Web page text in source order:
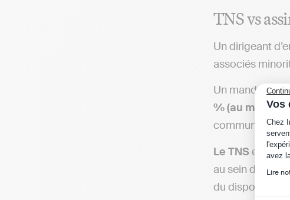
Vos
Chez
avez
Lire
TNS vs
Un dirigeant
associés
Un mandataire
% (au
communément
Le TNS est, en
au sein de son
du dispositif